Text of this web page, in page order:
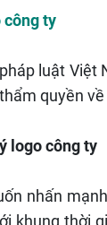
công ty
luật Việt
quyền
logo công ty
nhấn
khung thời